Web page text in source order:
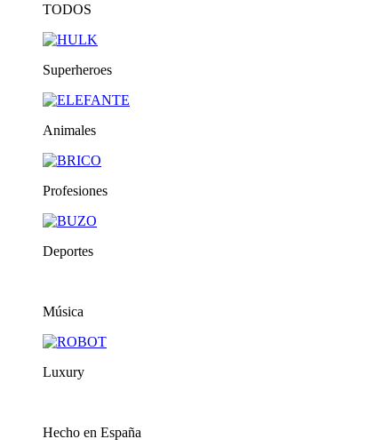
TODOS
Superheroes
Animales
Profesiones
Deportes
Música
Luxury
Hecho en España